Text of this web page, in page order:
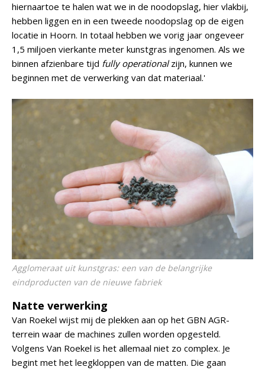
hiernaartoe te halen wat we in de noodopslag, hier vlakbij,
hebben liggen en in een tweede noodopslag op de eigen
locatie in Hoorn. In totaal hebben we vorig jaar ongeveer
1,5 miljoen vierkante meter kunstgras ingenomen. Als we
binnen afzienbare tijd fully operationalzijn, kunnen we
beginnen met de verwerking van dat materiaal.'
Agglomeraat uit kunstgras: een van de belangrijke
eindproducten van de nieuwe fabriek
Natte verwerking
Van Roekel wijst mij de plekken aan op het GBN AGR-
terrein waar de machines zullen worden opgesteld.
Volgens Van Roekel is het allemaal niet zo complex. Je
begint met het leegkloppen van de matten. Die gaan